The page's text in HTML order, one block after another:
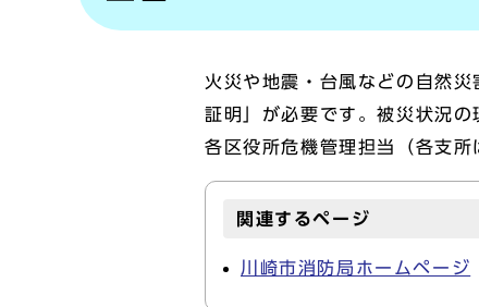
火災や地震・台風などの自然
証明」が必要です。被災状況
各区役所危機管理担当（各支所
関連するページ
川崎市消防局ホームページ